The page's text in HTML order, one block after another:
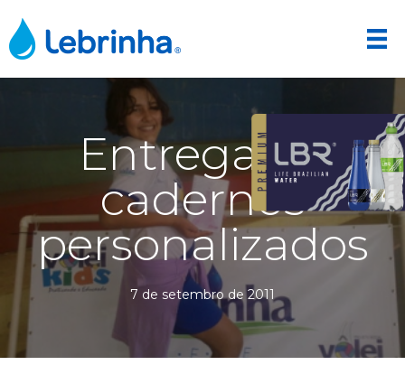
Entrega de
cadernos
personalizados
7 de setembro de 2011